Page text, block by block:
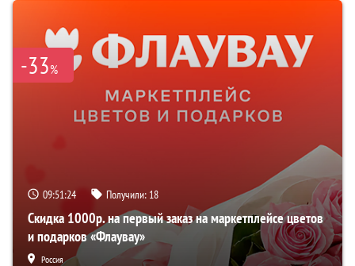
-33%
09:51:23 Получили: 18
Скидка 1000р. на первый заказ на маркетплейсе цветов
и подарков «Флаувау»
Россия